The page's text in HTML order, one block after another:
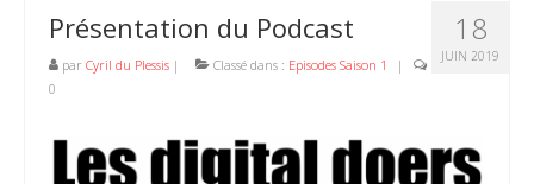
18
JUIN 2019
Présentation du Podcast
par Cyril du Plessis | Classé dans : Episodes Saison 1
|
0